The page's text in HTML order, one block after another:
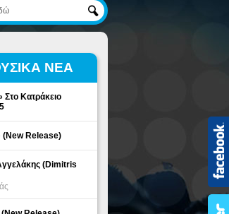
ΝΕΑ
Κατράκειο
(New Release)
(Dimitris